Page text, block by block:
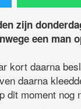
zijn
een man
kort daarna
daarna
dit moment nog